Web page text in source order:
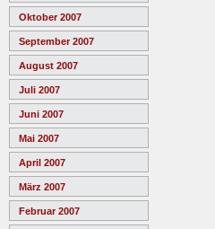
Oktober 2007
September 2007
August 2007
Juli 2007
Juni 2007
Mai 2007
April 2007
März 2007
Februar 2007